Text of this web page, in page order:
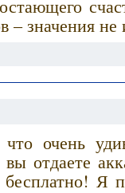
– значения не
очень
отдаете
Я